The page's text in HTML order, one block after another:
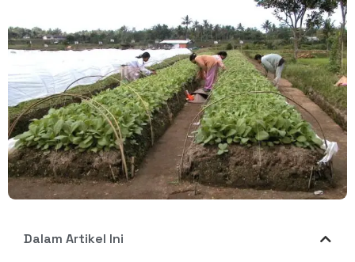
Dalam Artikel Ini